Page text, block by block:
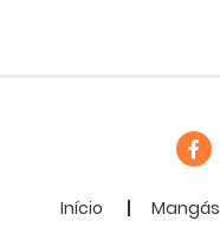
Início Mangás